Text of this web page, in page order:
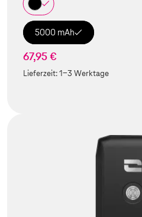
5000 mAh
67,95 €
Lieferzeit:1-3 Werktage